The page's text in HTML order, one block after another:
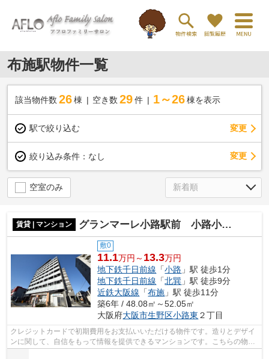
布施駅物件一覧
該当物件数 26棟 空き数 29 件 1～26 棟を表示
駅で絞り込む 変更
絞り込み条件： なし 変更
空室のみ
賃貸 | マンション グランマーレ小路駅前 小路小学校区
敷0
11.1万円～ 13.3万円
地下鉄千日前線 「小路 」駅 徒歩1分
地下鉄千日前線 「北巽 」駅 徒歩9分
近鉄大阪線 「布施 」駅 徒歩11分
築6年 / 48.08㎡～52.05㎡
大阪府大阪市生野区小路東 ２丁目
クレジットカードで初期費用をお支払いいただける物件です。造りとデザイ
ンに関して、自信をもって情報を提供できるマンションです。こちらの物件